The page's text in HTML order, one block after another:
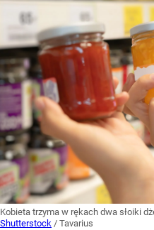
Kobieta trzyma w rękach dwa słoiki
Shutterstock / Tavarius